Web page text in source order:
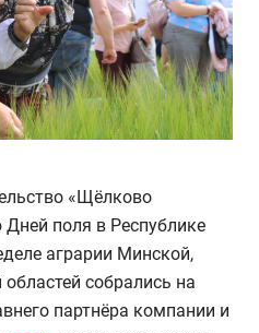
«Щёлково
поля в Республике
аграрии Минской,
собрались на
партнёра компании и